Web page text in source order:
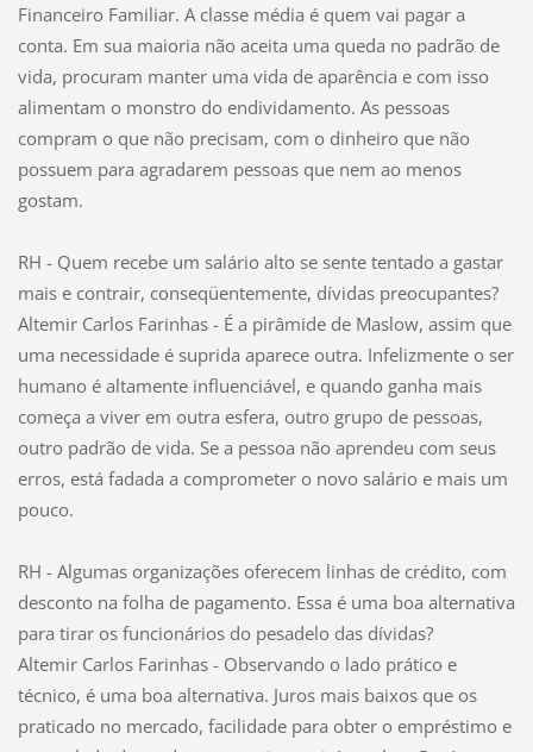
Financeiro Familiar. A classe média é quem vai pagar a
conta. Em sua maioria não aceita uma queda no padrão de
vida, procuram manter uma vida de aparência e com isso
alimentam o monstro do endividamento. As pessoas
compram o que não precisam, com o dinheiro que não
possuem para agradarem pessoas que nem ao menos
gostam.
RH - Quem recebe um salário alto se sente tentado a gastar
mais e contrair, conseqüentemente, dívidas preocupantes?
Altemir Carlos Farinhas - É a pirâmide de Maslow, assim que
uma necessidade é suprida aparece outra. Infelizmente o ser
humano é altamente influenciável, e quando ganha mais
começa a viver em outra esfera, outro grupo de pessoas,
outro padrão de vida. Se a pessoa não aprendeu com seus
erros, está fadada a comprometer o novo salário e mais um
pouco.
RH - Algumas organizações oferecem linhas de crédito, com
desconto na folha de pagamento. Essa é uma boa alternativa
para tirar os funcionários do pesadelo das dívidas?
Altemir Carlos Farinhas - Observando o lado prático e
técnico, é uma boa alternativa. Juros mais baixos que os
praticado no mercado, facilidade para obter o empréstimo e